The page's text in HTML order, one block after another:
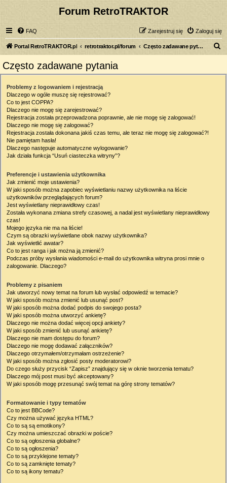
Forum RetroTRAKTOR
FAQ Zaloguj się
Zarejestruj się
Portal RetroTRAKTOR.pl retrotraktor.pl/forum Często zadawane pytania
Często zadawane pytania
Problemy z logowaniem i rejestracją
Dlaczego w ogóle muszę się rejestrować?
Co to jest COPPA?
Dlaczego nie mogę się zarejestrować?
Rejestracja została przeprowadzona poprawnie, ale nie mogę się zalogować!
Dlaczego nie mogę się zalogować?
Rejestracja została dokonana jakiś czas temu, ale teraz nie mogę się zalogować?!
Nie pamiętam hasła!
Dlaczego następuje automatyczne wylogowanie?
Jak działa funkcja “Usuń ciasteczka witryny”?
Preferencje i ustawienia użytkownika
Jak zmienić moje ustawienia?
W jaki sposób można zapobiec wyświetlaniu nazwy użytkownika na liście
użytkowników przeglądających forum?
Jest wyświetlany nieprawidłowy czas!
Została wykonana zmiana strefy czasowej, a nadal jest wyświetlany nieprawidłowy
czas!
Mojego języka nie ma na liście!
Czym są obrazki wyświetlane obok nazwy użytkownika?
Jak wyświetlić awatar?
Co to jest ranga i jak można ją zmienić?
Podczas próby wysłania wiadomości e-mail do użytkownika witryna prosi mnie o
zalogowanie. Dlaczego?
Problemy z pisaniem
Jak utworzyć nowy temat na forum lub wysłać odpowiedź w temacie?
W jaki sposób można zmienić lub usunąć post?
W jaki sposób można dodać podpis do swojego posta?
W jaki sposób można utworzyć ankietę?
Dlaczego nie można dodać więcej opcji ankiety?
W jaki sposób zmienić lub usunąć ankietę?
Dlaczego nie mam dostępu do forum?
Dlaczego nie mogę dodawać załączników?
Dlaczego otrzymałem/otrzymałam ostrzeżenie?
W jaki sposób można zgłosić posty moderatorowi?
Do czego służy przycisk “Zapisz” znajdujący się w oknie tworzenia tematu?
Dlaczego mój post musi być akceptowany?
W jaki sposób mogę przesunąć swój temat na górę strony tematów?
Formatowanie i typy tematów
Co to jest BBCode?
Czy można używać języka HTML?
Co to są są emotikony?
Czy można umieszczać obrazki w poście?
Co to są ogłoszenia globalne?
Co to są ogłoszenia?
Co to są przyklejone tematy?
Co to są zamknięte tematy?
Co to są ikony tematu?